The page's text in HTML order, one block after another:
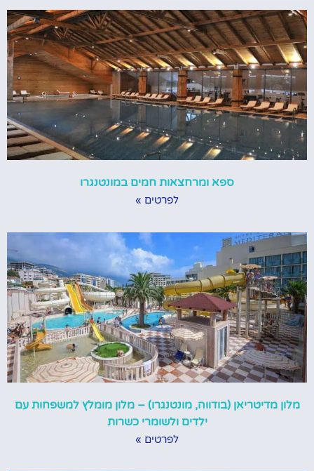
ספא ומרחצאות חמים במונטנגרו
לפרטים »
מלון מדיטריאן (בודווה, מונטנגרו) – מלון מומלץ למשפחות עם
ילדים ולשומרי כשרות
לפרטים »